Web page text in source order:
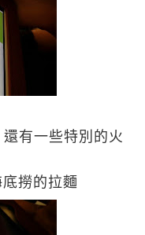
有一些特別的火
撈的拉麵